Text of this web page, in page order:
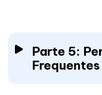
Parte 5:
Frequentes